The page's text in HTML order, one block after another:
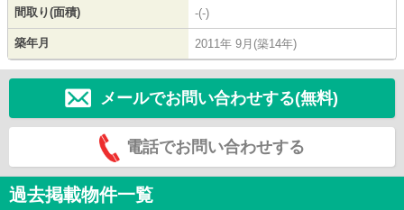
間取り(面積) -(-)
築年月 2011年 9月(築14年)
メールでお問い合わせする(無料)
電話でお問い合わせする
過去掲載物件一覧